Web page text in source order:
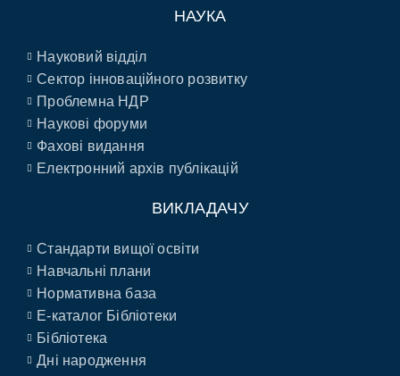
НАУКА
Науковий відділ
Сектор інноваційного розвитку
Проблемна НДР
Наукові форуми
Фахові видання
Електронний архів публікацій
ВИКЛАДАЧУ
Стандарти вищої освіти
Навчальні плани
Нормативна база
E-каталог Бібліотеки
Бібліотека
Дні народження